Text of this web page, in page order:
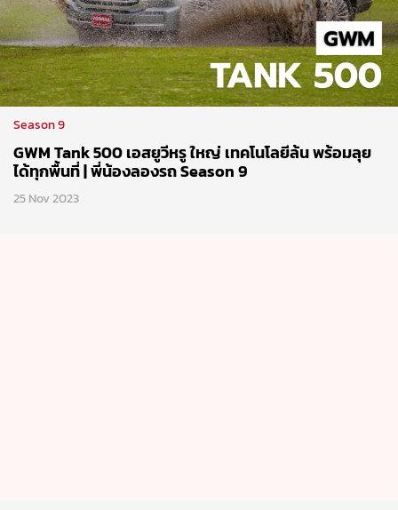
Season 9
GWM Tank 500 เอสยูวีหรู ใหญ่ เทคโนโลยีล้น พร้อมลุย
ได้ทุกพื้นที่ | พี่น้องลองรถ Season 9
25 Nov 2023